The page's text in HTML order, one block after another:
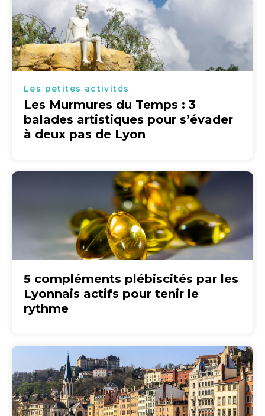
Les petites activités
Les Murmures du Temps : 3
balades artistiques pour s’évader
à deux pas de Lyon
5 compléments plébiscités par les
Lyonnais actifs pour tenir le
rythme